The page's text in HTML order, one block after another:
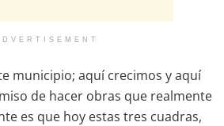
municipio; aquí crecimos y aquí
de hacer obras que realmente
es que hoy estas tres cuadras,